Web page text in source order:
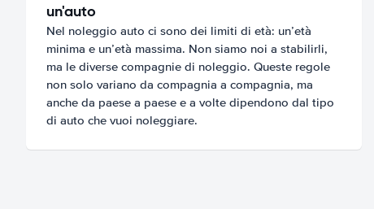
un'auto
Nel noleggio auto ci sono dei limiti di età: un’età
minima e un’età massima. Non siamo noi a stabilirli,
ma le diverse compagnie di noleggio. Queste regole
non solo variano da compagnia a compagnia, ma
anche da paese a paese e a volte dipendono dal tipo
di auto che vuoi noleggiare.